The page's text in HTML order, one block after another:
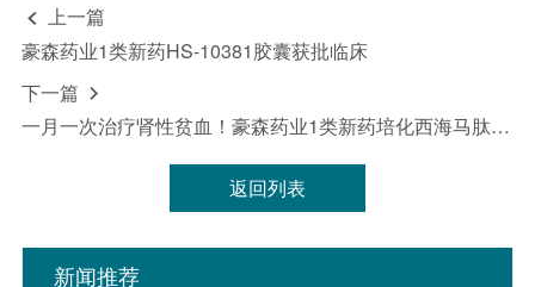
 上一篇
豪森药业1类新药HS-10381胶囊获批临床
下一篇 
一月一次治疗肾性贫血！豪森药业1类新药培化西海马肽注射液申报上市
返回列表
新闻推荐